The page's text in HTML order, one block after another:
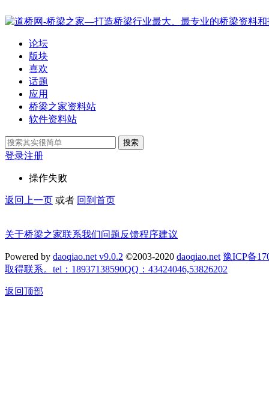
论坛
版块
喜欢
话题
应用
桥梁之家资料站
软件资料站
搜索
登录注册
操作失败
返回上一页 或者 回到首页
关于桥梁之家联系我们问题反馈程序建议
Powered by daoqiao.net v9.0.2 ©2003-2020 daoqiao.net 豫ICP备
取得联系。tel：18937138590QQ：43424046,53826202
返回顶部